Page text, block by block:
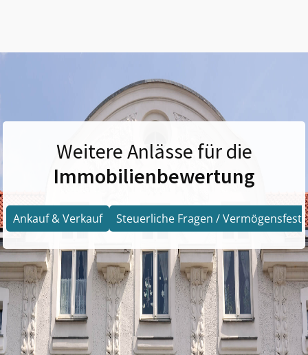
Weitere Anlässe für die
Immobilienbewertung
Ankauf & Verkauf Steuerliche Fragen /